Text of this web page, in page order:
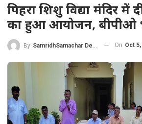
पिहरा शिशु विद्या मंदिर में
का हुआ आयोजन, बीपीओ
By SamridhSamachar Desk On Oct